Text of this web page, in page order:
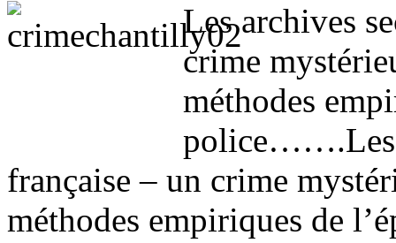
Les archives
crime
méthodes
police…….Les
française – un crime
méthodes empiriques de